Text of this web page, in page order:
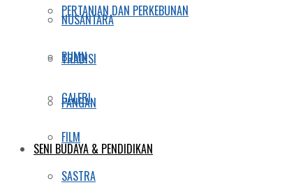
NUSANTARA
TRADISI
GALERI
FILM
SASTRA
PERTANIAN DAN PERKEBUNAN
BUMN
PANGAN
SENI BUDAYA & PENDIDIKAN